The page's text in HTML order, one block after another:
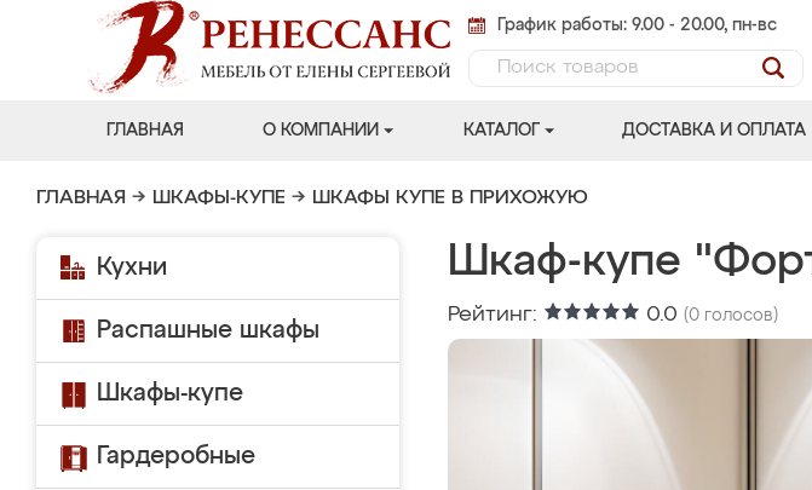
График работы: 9.00 - 20.00, пн-вс
ГЛАВНАЯ О КОМПАНИИ КАТАЛОГ ДОСТАВКА И ОПЛАТА
ГЛАВНАЯ → ШКАФЫ-КУПЕ → ШКАФЫ КУПЕ В ПРИХОЖУЮ
Кухни
Распашные шкафы
Шкафы-купе
Гардеробные
Шкаф-купе
Рейтинг: 0.0 (0 голосов)